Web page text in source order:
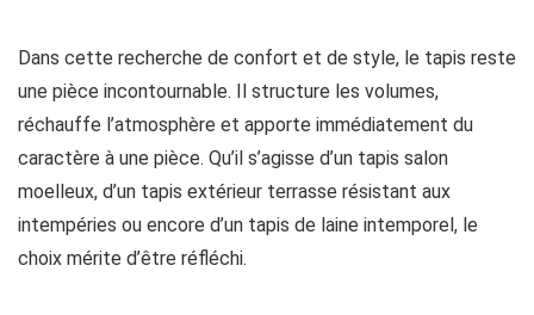
Dans cette recherche de confort et de style, le tapis reste
une pièce incontournable. Il structure les volumes,
réchauffe l’atmosphère et apporte immédiatement du
caractère à une pièce. Qu’il s’agisse d’un tapis salon
moelleux, d’un tapis extérieur terrasse résistant aux
intempéries ou encore d’un tapis de laine intemporel, le
choix mérite d’être réfléchi.